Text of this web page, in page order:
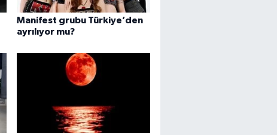
Manifest grubu Türkiye’den
ayrılıyor mu?